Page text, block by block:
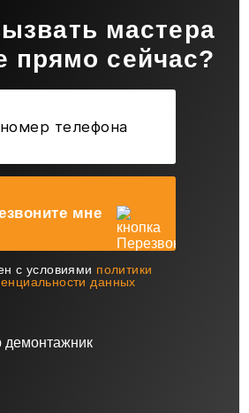
мастера
прямо сейчас?
мне
с условиями политики
данных